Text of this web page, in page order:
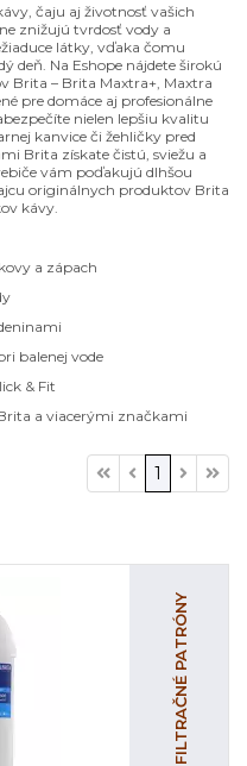
čaju aj životnosť vašich
znižujú tvrdosť vody a
látky, vďaka čomu
deň. Na Eshope nájdete širokú
Brita – Brita Maxtra+, Maxtra
pre domáce aj profesionálne
nielen lepšiu kvalitu
kanvice či žehličky pred
Brita získate čistú, sviežu a
vám poďakujú dlhšou
originálnych produktov Brita
kávy.
a zápach
balenej vode
& Fit
a viacerými značkami
1
FILTRAČNÉ PATRÓNY